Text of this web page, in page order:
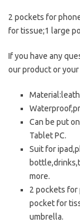
2 pockets for
for tissue;1 large
If you have any
our product or
Can be put
Tablet PC.
Suit for
more.
2 pockets for
pocket for
umbrella.